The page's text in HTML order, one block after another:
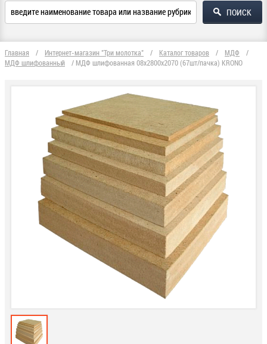
Главная / Интернет-магазин "Три молотка" / Каталог товаров / МДФ
/
МДФ шлифованный
/ МДФ шлифованная 08х2800х2070 (67шт/пачка) KRONO